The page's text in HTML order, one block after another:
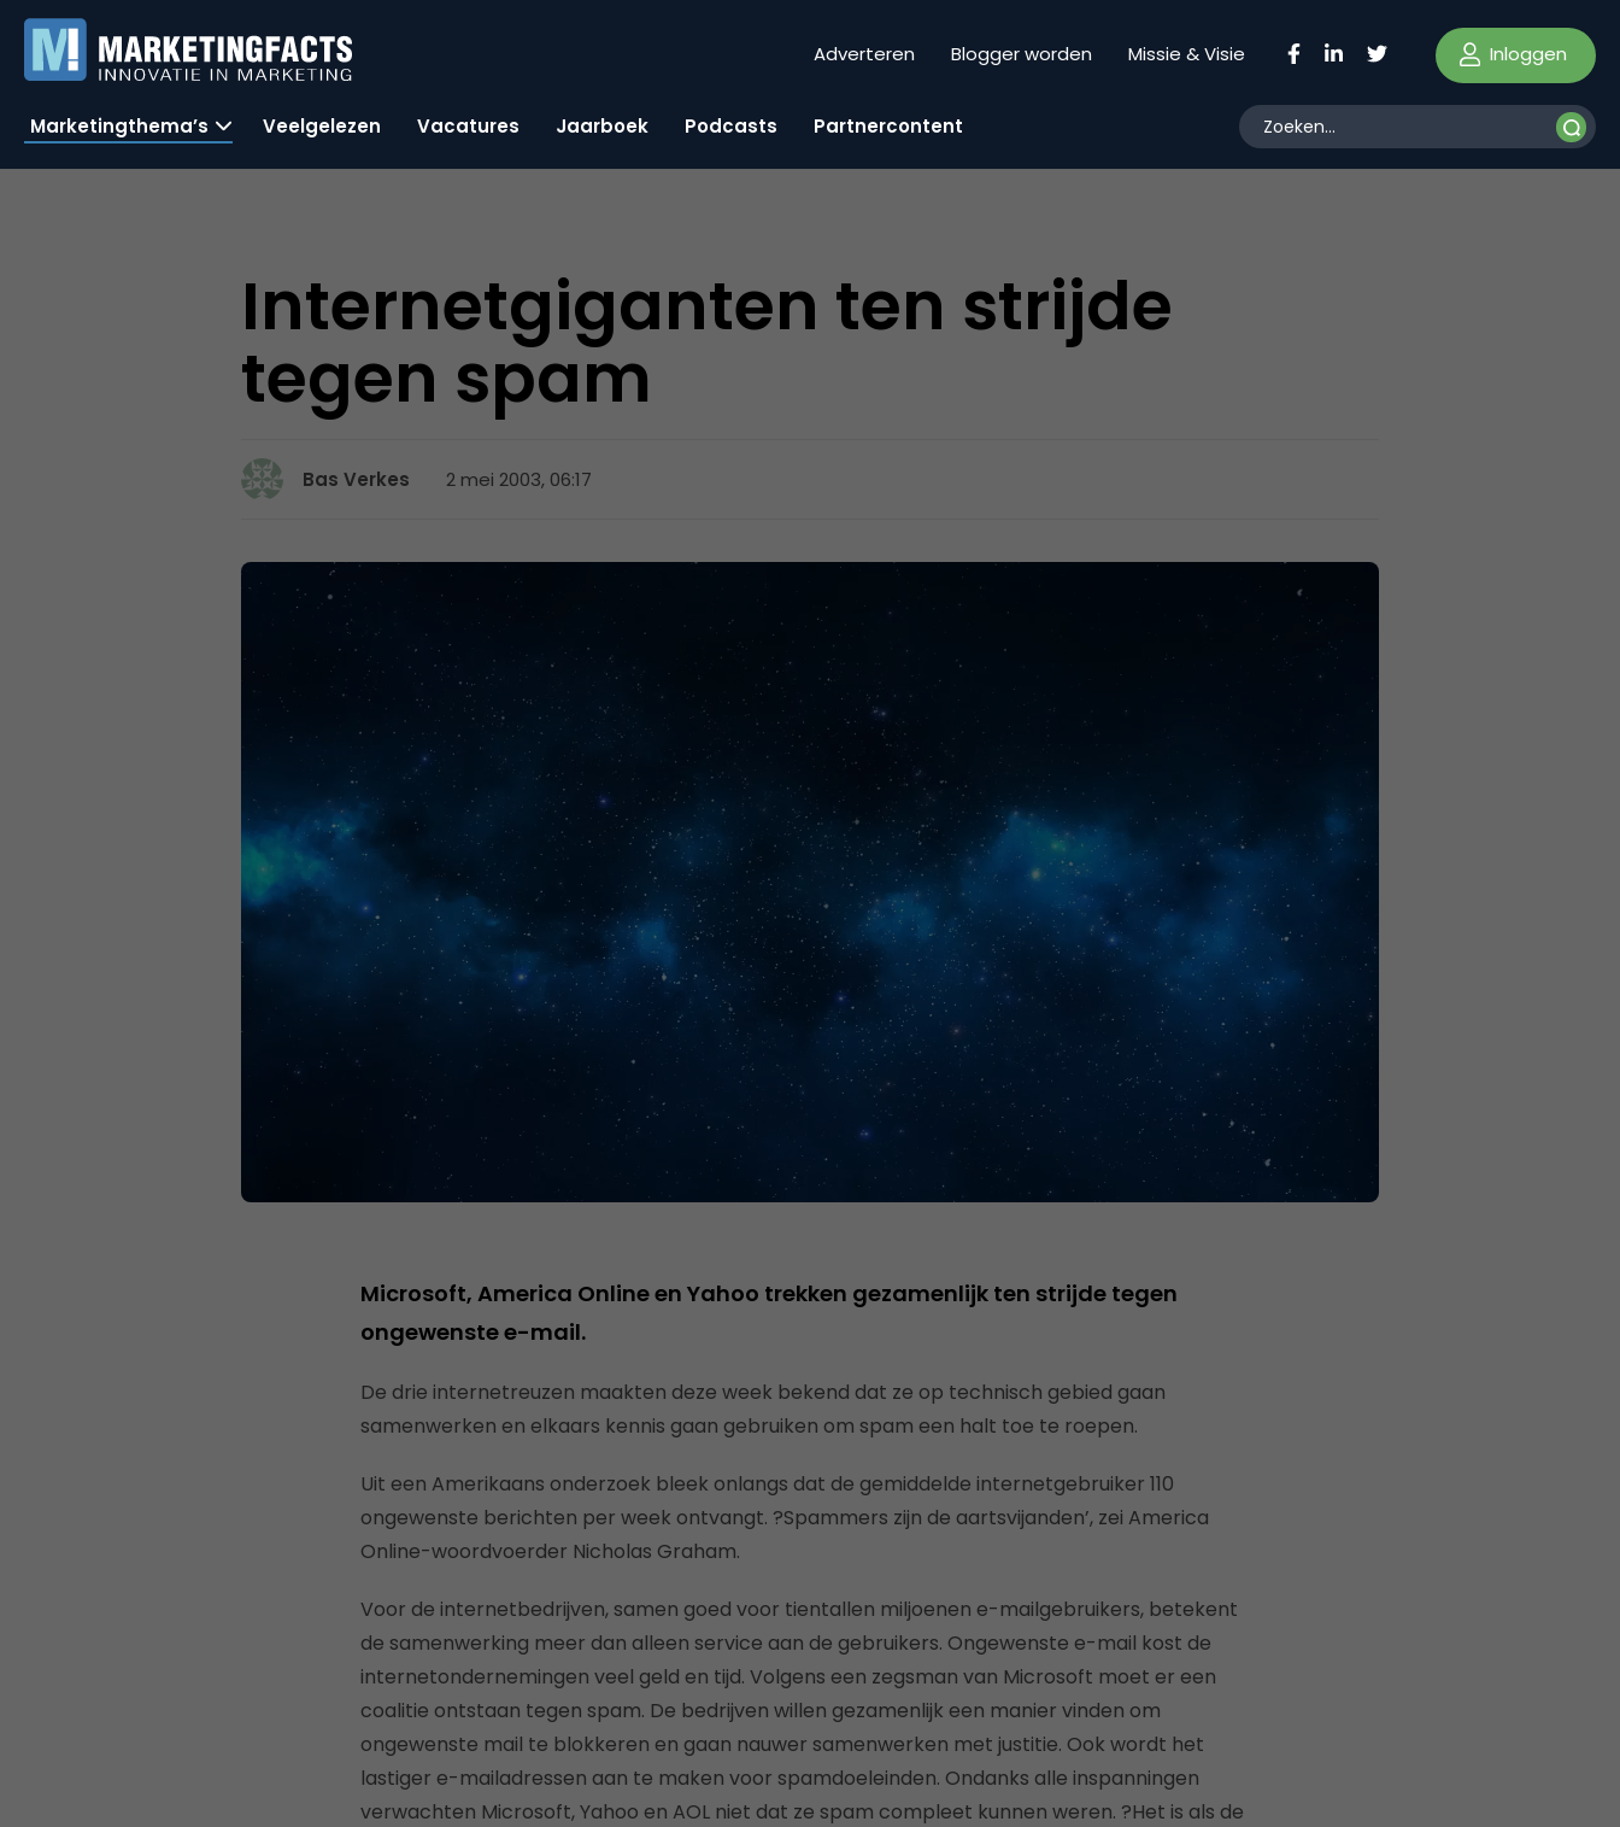
Adverteren Blogger worden Missie & Visie Inloggen
Marketingthema’s Veelgelezen Vacatures Jaarboek Podcasts Partnercontent
Internetgiganten ten strijde
tegen spam
Bas Verkes 2 mei 2003, 06:17
Microsoft, America Online en Yahoo trekken gezamenlijk ten strijde tegen
ongewenste e-mail.
De drie internetreuzen maakten deze week bekend dat ze op technisch gebied gaan
samenwerken en elkaars kennis gaan gebruiken om spam een halt toe te roepen.
Uit een Amerikaans onderzoek bleek onlangs dat de gemiddelde internetgebruiker 110
ongewenste berichten per week ontvangt. ?Spammers zijn de aartsvijanden’, zei America
Online-woordvoerder Nicholas Graham.
Voor de internetbedrijven, samen goed voor tientallen miljoenen e-mailgebruikers, betekent
de samenwerking meer dan alleen service aan de gebruikers. Ongewenste e-mail kost de
internetondernemingen veel geld en tijd. Volgens een zegsman van Microsoft moet er een
coalitie ontstaan tegen spam. De bedrijven willen gezamenlijk een manier vinden om
ongewenste mail te blokkeren en gaan nauwer samenwerken met justitie. Ook wordt het
lastiger e-mailadressen aan te maken voor spamdoeleinden. Ondanks alle inspanningen
verwachten Microsoft, Yahoo en AOL niet dat ze spam compleet kunnen weren. ?Het is als de